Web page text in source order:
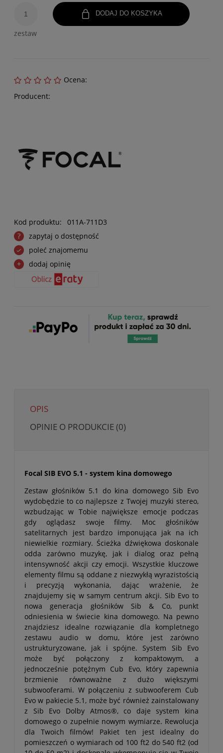
zestaw
DODAJ DO KOSZYKA
Ocena:
Producent:
Kod produktu:
011A-711D3
zapytaj o dostępność
poleć znajomemu
dodaj opinię
OPIS
OPINIE O PRODUKCIE (0)
Focal SIB EVO 5.1 - system kina domowego
Zestaw głośników 5.1 do kina domowego Sib Evo
wydobędzie to co najlepsze z Twojej muzyki stereo,
wzbudzając w Tobie największe emocje podczas
gdy oglądasz swoje filmy. Moc głośników
satelitarnych jest bardzo imponująca jak na ich
niewielkie rozmiary. Ścieżka dźwiękowa doskonale
odda zarówno muzykę, jak i dialog oraz pełną
intensywność akcji czy emocji. Wszystkie kluczowe
elementy filmu są oddane z niezwykłą wyrazistością
i precyzją wykonania, dając wrażenie, że
znajdujemy się w samym centrum akcji. Sib Evo to
nowa generacja głośników Sib & Co, punkt
odniesienia w świecie kina domowego. Na pewno
znajdziesz idealne rozwiązanie dla kompletnego
zestawu audio w domu, które jest zarówno
ustrukturyzowane, jak i spójne. System Sib Evo
może być połączony z kompaktowym, a
jednocześnie potężnym Cub Evo, który zapewnia
brzmienie równoważne z dużo większymi
subwooferami. W połączeniu z subwooferem Cub
Evo w pakiecie 5.1, może być również zainstalowany
z Sib Evo Dolby Atmos®, co daje system kina
domowego o zupełnie nowym wymiarze. Rewolucja
dla Twoich filmów! Pakiet ten jest idealny do
pomieszczeń o wymiarach od 100 ft2 do 540 ft2 (od